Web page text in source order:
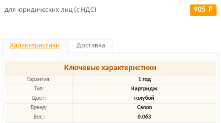
для юридических лиц (с НДС) 905 Р
Характеристики Доставка
Ключевые характеристики
Гарантия:
1 год
Тип:
Картридж
Цвет:
голубой
Бренд:
Canon
Вес:
0.063